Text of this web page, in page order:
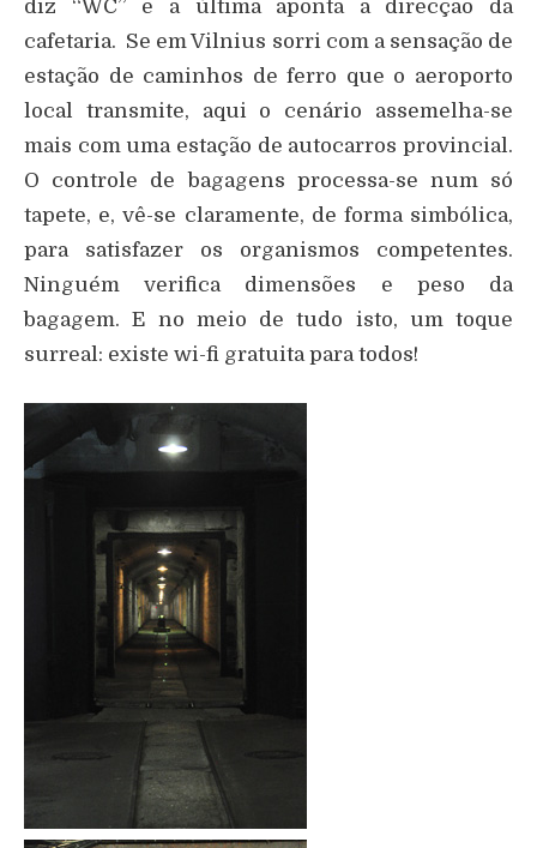
diz “WC” e a última aponta a direcção da
cafetaria. Se em Vilnius sorri com a sensação de
estação de caminhos de ferro que o aeroporto
local transmite, aqui o cenário assemelha-se
mais com uma estação de autocarros provincial.
O controle de bagagens processa-se num só
tapete, e, vê-se claramente, de forma simbólica,
para satisfazer os organismos competentes.
Ninguém verifica dimensões e peso da
bagagem. E no meio de tudo isto, um toque
surreal: existe wi-fi gratuita para todos!